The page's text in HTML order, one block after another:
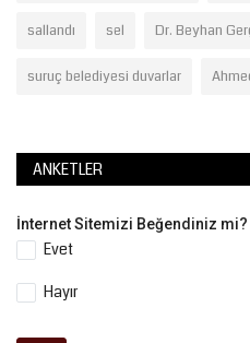
sallandı sel Dr. Beyhan
suruç belediyesi duvarlar
ANKETLER
İnternet Sitemizi Beğendiniz mi?
Evet
Hayır